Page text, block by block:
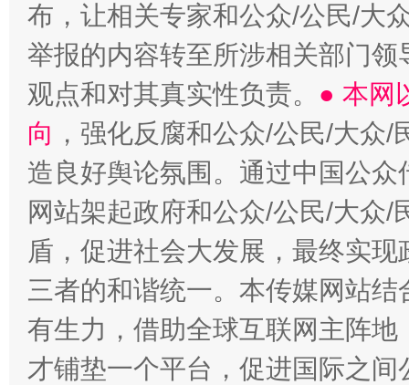
布，让相关专家和公众/公民/大
举报的内容转至所涉相关部门
观点和对其真实性负责。 ● 本网
向 ，强化反腐和公众/公民/大众
造良好舆论氛围。通过中国公
网站架起政府和公众/公民/大众
盾，促进社会大发展，最终实
三者的和谐统一。本传媒网站
有生力，借助全球互联网主阵
才铺垫一个平台，促进国际之